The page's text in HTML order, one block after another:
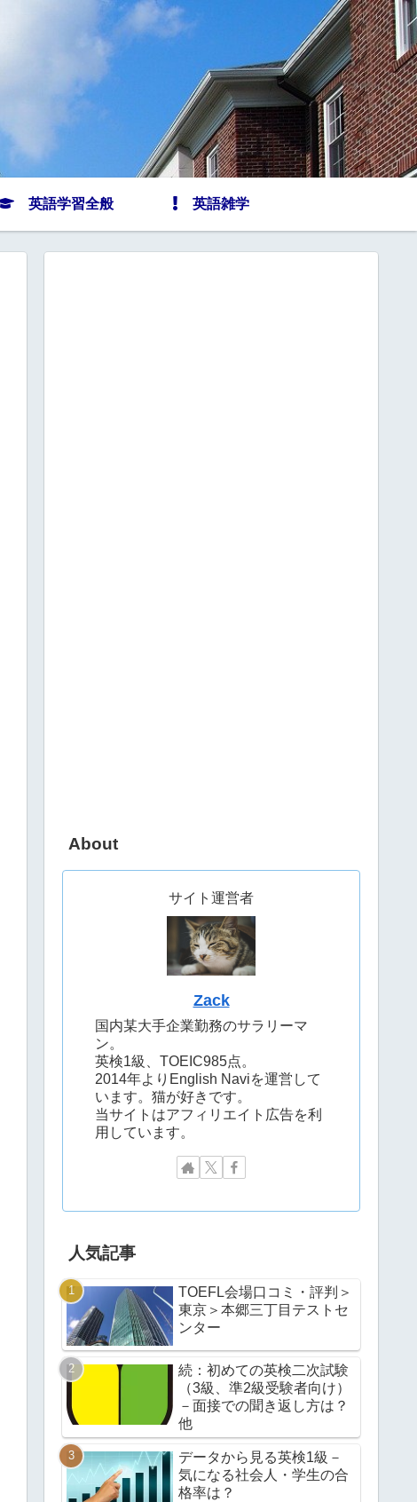
英語学習全般 英語雑学
About
サイト運営者
Zack
国内某大手企業勤務のサラリーマ
ン。
英検1級、TOEIC985点。
2014年よりEnglish Naviを運営して
います。猫が好きです。
当サイトはアフィリエイト広告を利
用しています。
人気記事
TOEFL会場口コミ・評判＞
東京＞本郷三丁目テストセ
ンター
続：初めての英検二次試験
（3級、準2級受験者向け）
－面接での聞き返し方は？
他
データから見る英検1級－
気になる社会人・学生の合
格率は？